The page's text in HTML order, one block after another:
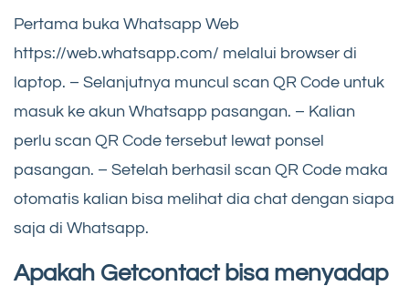
Pertama buka Whatsapp Web
https://web.whatsapp.com/ melalui browser di
laptop. – Selanjutnya muncul scan QR Code untuk
masuk ke akun Whatsapp pasangan. – Kalian
perlu scan QR Code tersebut lewat ponsel
pasangan. – Setelah berhasil scan QR Code maka
otomatis kalian bisa melihat dia chat dengan siapa
saja di Whatsapp.
Apakah Getcontact bisa menyadap